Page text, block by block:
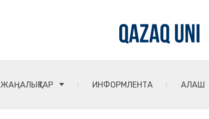
ЖАҢАЛЫҚТАР ИНФОРМЛЕНТА АЛАШ